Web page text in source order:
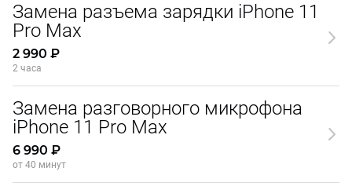
Замена разъема зарядки iPhone 11
Pro Max
2 990 ₽
2 часа
Замена разговорного микрофона
iPhone 11 Pro Max
6 990 ₽
от 40 минут